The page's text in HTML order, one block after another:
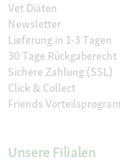
Vet Diäten
Newsletter
Lieferung in 1-3 Tagen
30 Tage Rückgaberecht
Sichere Zahlung (SSL)
Click & Collect
Friends
Unsere Filialen